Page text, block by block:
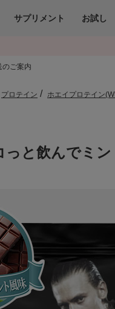
サプリメント お試し
のご案内
プロテイン ホエイプロテイン
と飲んでミン